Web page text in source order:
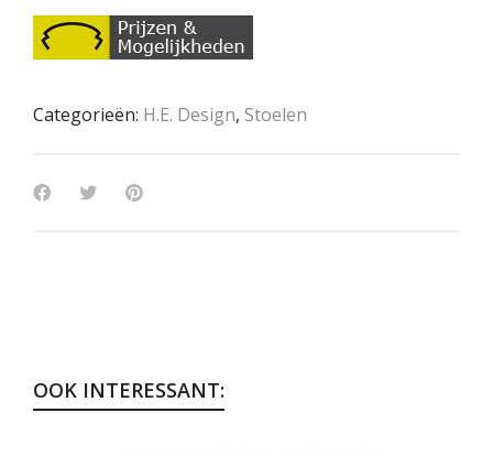
Categorieën: H.E. Design, Stoelen
OOK INTERESSANT: